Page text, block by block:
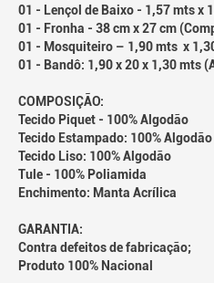
01 - Lençol de Baixo - 1,57 mts x
01 - Fronha - 38 cm x 27 cm
01 - Mosquiteiro – 1,90 mts x
01 - Bandô: 1,90 x 20 x 1,30 mts
COMPOSIÇÃO:
Tecido Piquet - 100% Algodão
Tecido Estampado: 100% Algodão
Tecido Liso: 100% Algodão
Tule - 100% Poliamida
Enchimento: Manta Acrílica
GARANTIA:
Contra defeitos de fabricação;
Produto 100% Nacional